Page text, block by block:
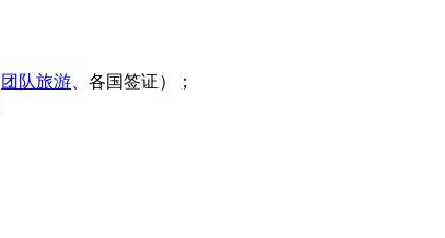
团队旅游 、各国签证）；